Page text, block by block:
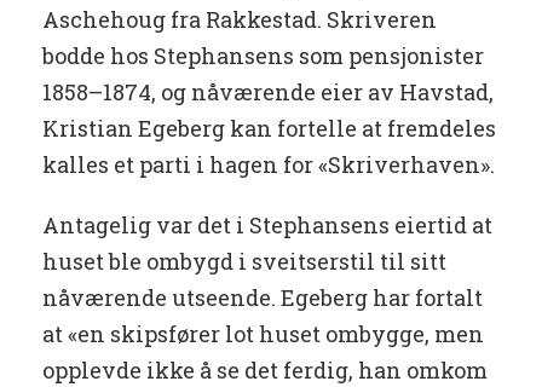
Aschehoug fra Rakkestad. Skriveren
bodde hos Stephansens som pensjonister
1858–1874, og nåværende eier av Havstad,
Kristian Egeberg kan fortelle at fremdeles
kalles et parti i hagen for «Skriverhaven».
Antagelig var det i Stephansens eiertid at
huset ble ombygd i sveitserstil til sitt
nåværende utseende. Egeberg har fortalt
at «en skipsfører lot huset ombygge, men
opplevde ikke å se det ferdig, han omkom